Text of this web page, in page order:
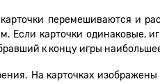
перемешиваются и
Если карточки одинаковые,
к концу игры
На карточках